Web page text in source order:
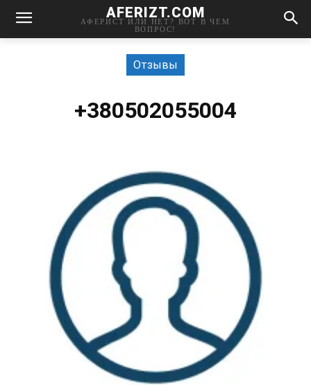
AFERIZT.COM
АФЕРИСТ ИЛИ НЕТ? ВОТ В ЧЕМ
ВОПРОС!
Отзывы
+380502055004